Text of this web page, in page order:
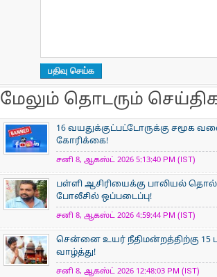
மேலும் தொடரும்
16 வயதுக்குட்பட்டோருக்கு சமூக
கோரிக்கை!
சனி 8, ஆகஸ்ட் 2026 5:13:40 PM (IST)
பள்ளி ஆசிரியைக்கு பாலியல்
போலீசில் ஒப்படைப்பு!
சனி 8, ஆகஸ்ட் 2026 4:59:44 PM (IST)
சென்னை உயர் நீதிமன்றத்திற்கு 15
வாழ்த்து!
சனி 8, ஆகஸ்ட் 2026 12:48:03 PM (IST)